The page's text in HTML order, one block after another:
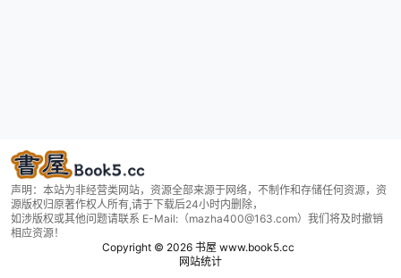
声明：本站为非经营类网站，资源全部来源于网络，不制作和存储任何资源，资
源版权归原著作权人所有,请于下载后24小时内删除，
如涉版权或其他问题请联系 E-Mail:（mazha400@163.com）我们将及时撤销
相应资源！
Copyright © 2026书屋 www.book5.cc
网站统计